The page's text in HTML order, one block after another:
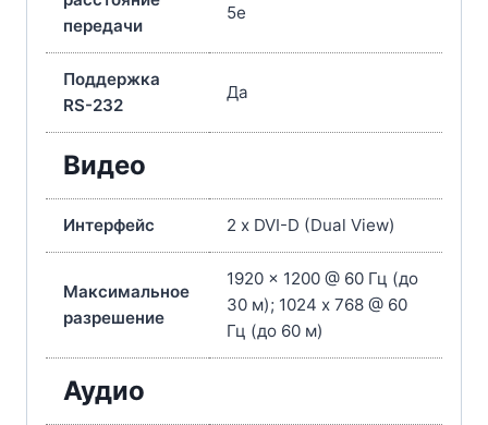
передачи
5e
Поддержка
RS-232
Да
Видео
Интерфейс 2 x DVI-D (Dual View)
Максимальное
разрешение
1920 x 1200 @ 60 Гц (до
30 м); 1024 x 768 @ 60
Гц (до 60 м)
Аудио